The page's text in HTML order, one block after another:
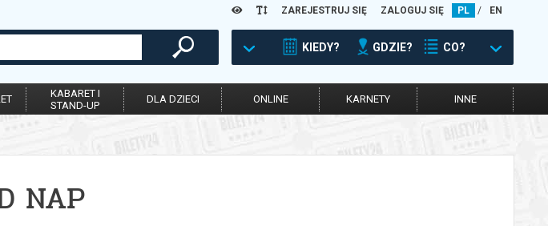
ZAREJESTRUJ SIĘ ZALOGUJ SIĘ PL / EN
KIEDY? GDZIE? CO?
KABARET I
STAND-UP
DLA DZIECI ONLINE KARNETY INNE
NAP